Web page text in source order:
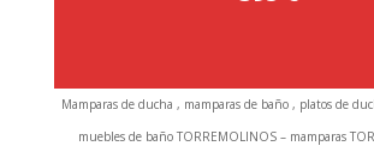
Mamparas de ducha , mamparas de baño , platos de
muebles de baño TORREMOLINOS – mamparas